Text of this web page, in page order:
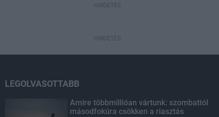
HIRDETÉS
HIRDETÉS
LEGOLVASOTTABB
Amire többmillióan vártunk: szombattól
másodfokúra csökken a riasztás